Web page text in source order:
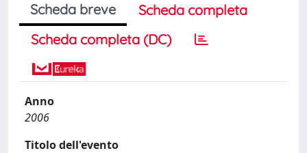
Scheda breve
Scheda completa
Scheda completa (DC)
Anno
2006
Titolo dell'evento